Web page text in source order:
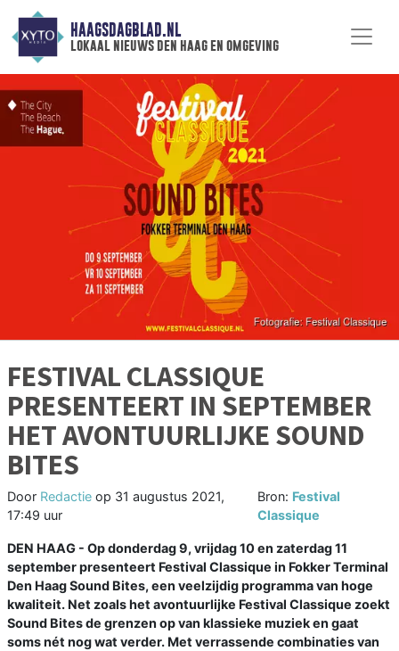
HAAGSDAGBLAD.NL
lokaal nieuws den haag en omgeving
FESTIVAL CLASSIQUE
PRESENTEERT IN SEPTEMBER
HET AVONTUURLIJKE SOUND
BITES
Door Redactie op 31 augustus 2021,
17:49 uur
Bron: Festival
Classique
DEN HAAG - Op donderdag 9, vrijdag 10 en zaterdag 11
september presenteert Festival Classique in Fokker Terminal
Den Haag Sound Bites, een veelzijdig programma van hoge
kwaliteit. Net zoals het avontuurlijke Festival Classique zoekt
Sound Bites de grenzen op van klassieke muziek en gaat
soms nét nog wat verder. Met verrassende combinaties van